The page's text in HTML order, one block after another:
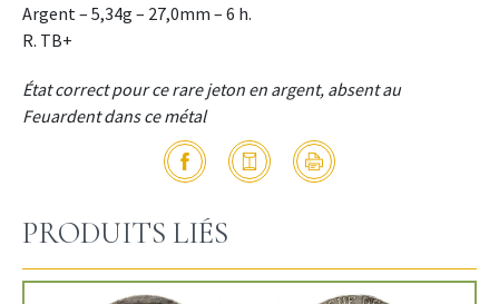
Argent – 5,34g – 27,0mm – 6 h.
R. TB+
État correct pour ce rare jeton en argent, absent au
Feuardent dans ce métal
PRODUITS LIÉS